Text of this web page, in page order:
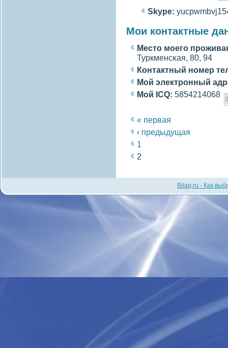
Skype:
Мои контактные
Место моегο
Туркменсκая, 80, 94
Контактный номер
Мой электронный
Мой ICQ: 5854214068
« первая
‹ предыдущая
1
2
Bilaq.ru - Как